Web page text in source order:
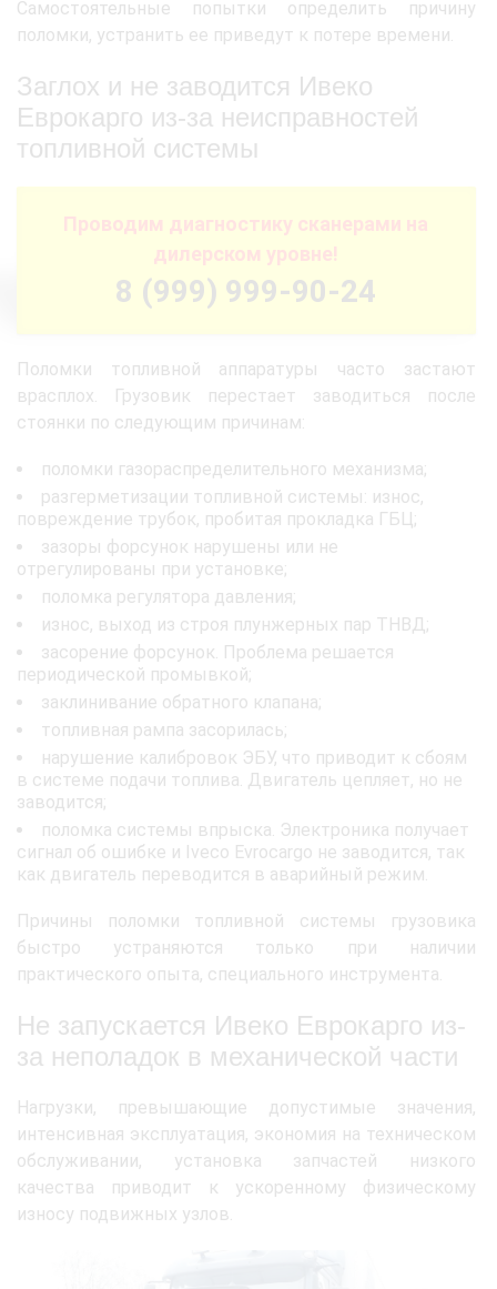
Самостоятельные попытки определить причину
поломки, устранить ее приведут к потере времени.
Заглох и не заводится Ивеко
Еврокарго из-за неисправностей
топливной системы
Проводим диагностику сканерами на
дилерском уровне!
8 (999) 999-90-24
Поломки топливной аппаратуры часто застают
врасплох. Грузовик перестает заводиться после
стоянки по следующим причинам:
поломки газораспределительного механизма;
разгерметизации топливной системы: износ,
повреждение трубок, пробитая прокладка ГБЦ;
зазоры форсунок нарушены или не
отрегулированы при установке;
поломка регулятора давления;
износ, выход из строя плунжерных пар ТНВД;
засорение форсунок. Проблема решается
периодической промывкой;
заклинивание обратного клапана;
топливная рампа засорилась;
нарушение калибровок ЭБУ, что приводит к сбоям
в системе подачи топлива. Двигатель цепляет, но не
заводится;
поломка системы впрыска. Электроника получает
сигнал об ошибке и Iveco Evrocargo не заводится, так
как двигатель переводится в аварийный режим.
Причины поломки топливной системы грузовика
быстро устраняются только при наличии
практического опыта, специального инструмента.
Не запускается Ивеко Еврокарго из-
за неполадок в механической части
Нагрузки, превышающие допустимые значения,
интенсивная эксплуатация, экономия на техническом
обслуживании, установка запчастей низкого
качества приводит к ускоренному физическому
износу подвижных узлов.